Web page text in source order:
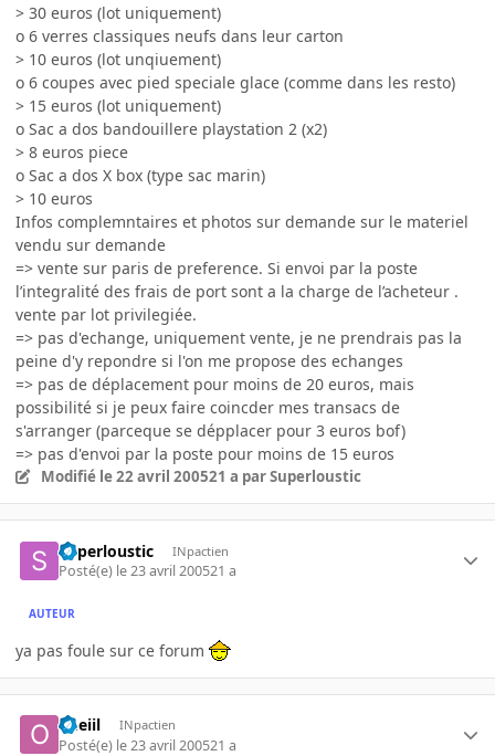
> 30 euros (lot uniquement)
o 6 verres classiques neufs dans leur carton
> 10 euros (lot unqiuement)
o 6 coupes avec pied speciale glace (comme dans les resto)
> 15 euros (lot uniquement)
o Sac a dos bandouillere playstation 2 (x2)
> 8 euros piece
o Sac a dos X box (type sac marin)
> 10 euros
Infos complemntaires et photos sur demande sur le materiel
vendu sur demande
=> vente sur paris de preference. Si envoi par la poste
l’integralité des frais de port sont a la charge de l’acheteur .
vente par lot privilegiée.
=> pas d'echange, uniquement vente, je ne prendrais pas la
peine d'y repondre si l'on me propose des echanges
=> pas de déplacement pour moins de 20 euros, mais
possibilité si je peux faire coincder mes transacs de
s'arranger (parceque se dépplacer pour 3 euros bof)
=> pas d'envoi par la poste pour moins de 15 euros
Modifié le 22 avril 200521 a par Superloustic
Superloustic INpactien
Posté(e) le 23 avril 200521 a
AUTEUR
ya pas foule sur ce forum
oneiil INpactien
Posté(e) le 23 avril 200521 a